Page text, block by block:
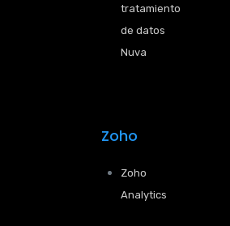
tratamiento
de datos
Nuva
Zoho
Zoho
Analytics